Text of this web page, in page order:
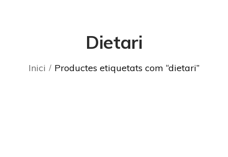
Dietari
Inici Productes etiquetats com “dietari”